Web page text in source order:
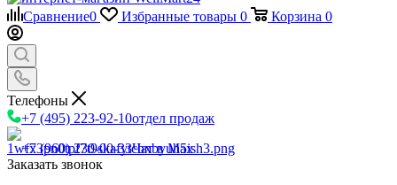
Сравнение0 Избранные товары 0 Корзина 0
Телефоны
+7 (495) 223-92-10отдел продаж
+7 (960) 230-00-33Чат в Max
Заказать звонок